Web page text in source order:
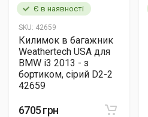
Є в наявності
SKU: 42659
Килимок в багажник
Weathertech USA для
BMW i3 2013 - з
бортиком, сірий D2-2
42659
6705 грн